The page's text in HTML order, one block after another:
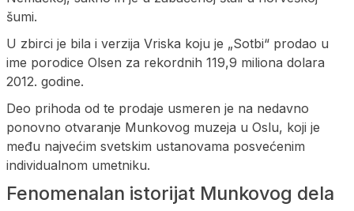
šumi.
U zbirci je bila i verzija Vriska koju je „Sotbi“ prodao u
ime porodice Olsen za rekordnih 119,9 miliona dolara
2012. godine.
Deo prihoda od te prodaje usmeren je na nedavno
ponovno otvaranje Munkovog muzeja u Oslu, koji je
među najvećim svetskim ustanovama posvećenim
individualnom umetniku.
Fenomenalan istorijat Munkovog dela